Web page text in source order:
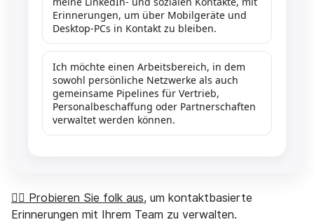
Erinnerungen, um über Mobilgeräte und
Desktop-PCs in Kontakt zu bleiben.
Ich möchte einen Arbeitsbereich, in dem
sowohl persönliche Netzwerke als auch
gemeinsame Pipelines für Vertrieb,
Personalbeschaffung oder Partnerschaften
verwaltet werden können.
👉🏼 Probieren Sie folk aus, um kontaktbasierte
Erinnerungen mit Ihrem Team zu verwalten.